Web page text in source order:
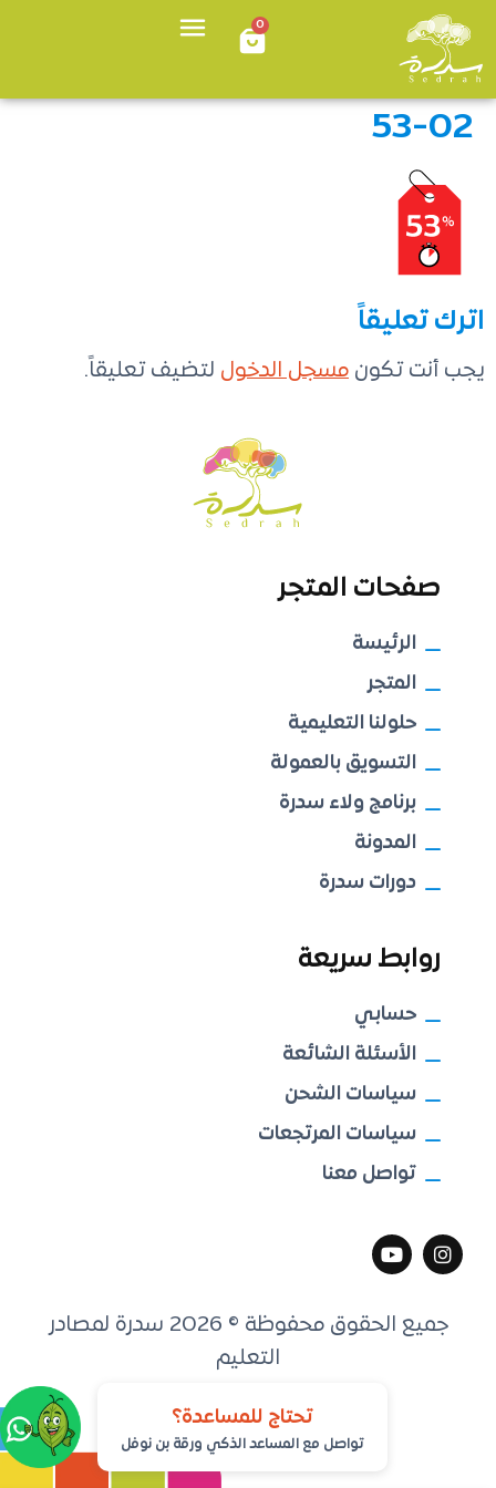
0
53-02
اترك تعليقاً
يجب أنت تكون مسجل الدخول لتضيف تعليقاً.
صفحات المتجر
الرئيسة
المتجر
حلولنا التعليمية
التسويق بالعمولة
برنامج ولاء سدرة
المدونة
دورات سدرة
روابط سريعة
حسابي
الأسئلة الشائعة
سياسات الشحن
سياسات المرتجعات
تواصل معنا
تحتاج للمساعدة؟
تواصل مع المساعد الذكي ورقة بن نوفل
جميع الحقوق محفوظة © 2026 سدرة لمصادر
التعليم
تطويرمكين التقنية